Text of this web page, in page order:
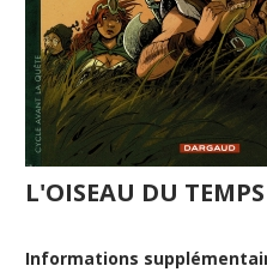
L'OISEAU DU
Informations